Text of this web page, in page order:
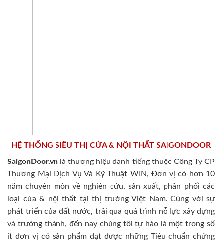
HỆ THỐNG SIÊU THỊ CỬA & NỘI THẤT SAIGONDOOR
SaigonDoor.vn là thương hiệu danh tiếng thuộc Công Ty CP
Thương Mại Dịch Vụ Và Kỹ Thuật WIN, Đơn vị có hơn 10
năm chuyên môn về nghiên cứu, sản xuất, phân phối các
loại cửa & nội thất tại thị trường Việt Nam. Cùng với sự
phát triển của đất nước, trải qua quá trình nỗ lực xây dựng
và trưởng thành, đến nay chúng tôi tự hào là một trong số
ít đơn vị có sản phẩm đạt được những Tiêu chuẩn chứng